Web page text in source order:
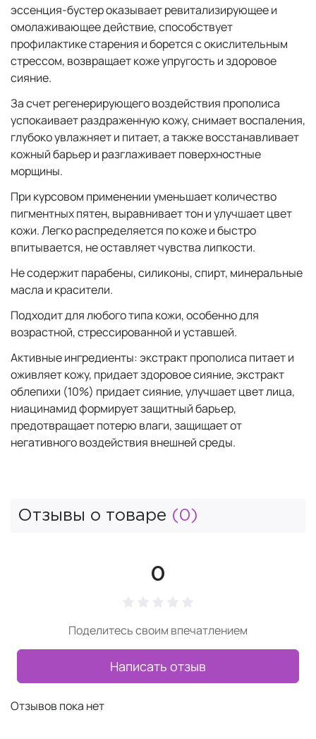
эссенция-бустер оказывает ревитализирующее и
омолаживающее действие, способствует
профилактике старения и борется с окислительным
стрессом, возвращает коже упругость и здоровое
сияние.
За счет регенерирующего воздействия прополиса
успокаивает раздраженную кожу, снимает воспаления,
глубоко увлажняет и питает, а также восстанавливает
кожный барьер и разглаживает поверхностные
морщины.
При курсовом применении уменьшает количество
пигментных пятен, выравнивает тон и улучшает цвет
кожи. Легко распределяется по коже и быстро
впитывается, не оставляет чувства липкости.
Не содержит парабены, силиконы, спирт, минеральные
масла и красители.
Подходит для любого типа кожи, особенно для
возрастной, стрессированной и уставшей.
Активные ингредиенты: экстракт прополиса питает и
оживляет кожу, придает здоровое сияние, экстракт
облепихи (10%) придает сияние, улучшает цвет лица,
ниацинамид формирует защитный барьер,
предотвращает потерю влаги, защищает от
негативного воздействия внешней среды.
Отзывы о товаре (0)
0
Поделитесь своим впечатлением
Написать отзыв
Отзывов пока нет